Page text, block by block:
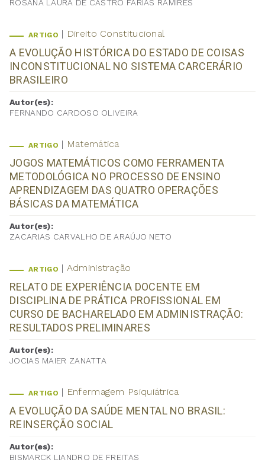
ROSANA LAURA DE CASTRO FARIAS RAMIRES
ARTIGO Direito Constitucional
A EVOLUÇÃO HISTÓRICA DO ESTADO DE COISAS
INCONSTITUCIONAL NO SISTEMA CARCERÁRIO
BRASILEIRO
Autor(es):
FERNANDO CARDOSO OLIVEIRA
ARTIGO Matemática
JOGOS MATEMÁTICOS COMO FERRAMENTA
METODOLÓGICA NO PROCESSO DE ENSINO
APRENDIZAGEM DAS QUATRO OPERAÇÕES
BÁSICAS DA MATEMÁTICA
Autor(es):
ZACARIAS CARVALHO DE ARAÚJO NETO
ARTIGO Administração
RELATO DE EXPERIÊNCIA DOCENTE EM
DISCIPLINA DE PRÁTICA PROFISSIONAL EM
CURSO DE BACHARELADO EM ADMINISTRAÇÃO:
RESULTADOS PRELIMINARES
Autor(es):
JOCIAS MAIER ZANATTA
ARTIGO Enfermagem Psiquiátrica
A EVOLUÇÃO DA SAÚDE MENTAL NO BRASIL:
REINSERÇÃO SOCIAL
Autor(es):
BISMARCK LIANDRO DE FREITAS